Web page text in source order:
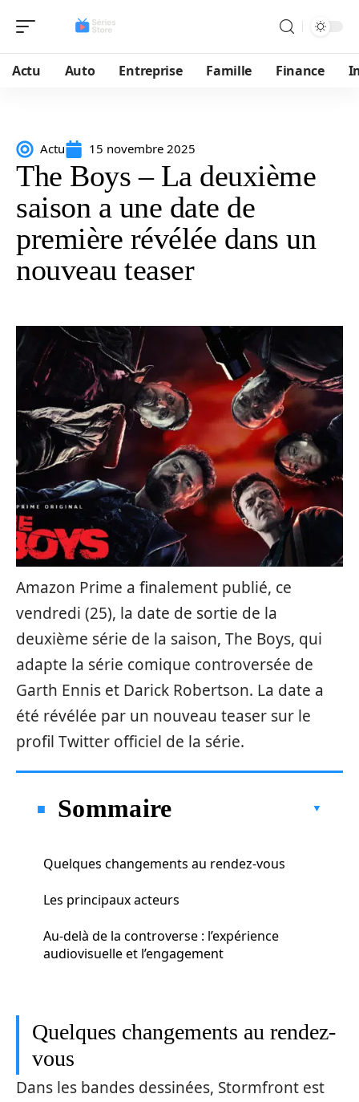
Actu Auto Entreprise Famille Finance
Actu 15 novembre 2025
The Boys – La deuxième
saison a une date de
première révélée dans un
nouveau teaser
Amazon Prime a finalement publié, ce
vendredi (25), la date de sortie de la
deuxième série de la saison, The Boys, qui
adapte la série comique controversée de
Garth Ennis et Darick Robertson. La date a
été révélée par un nouveau teaser sur le
profil Twitter officiel de la série.
Sommaire
Quelques changements au rendez-vous
Les principaux acteurs
Au‑delà de la controverse : l’expérience
audiovisuelle et l’engagement
Quelques changements au rendez-
vous
Dans les bandes dessinées, Stormfront est